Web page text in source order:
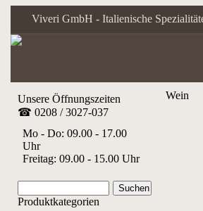
Viveri GmbH - Italienische
Unsere Öffnungszeiten
☎ 0208 / 3027-037
Mo - Do: 09.00 - 17.00
Uhr
Freitag: 09.00 - 15.00 Uhr
Produktkategorien
Wein